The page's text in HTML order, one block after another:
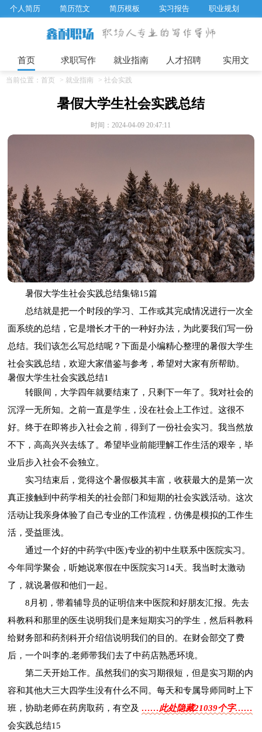
个人简历 简历范文 简历模板 实习报告
职业规划
招聘选拔 企业文化
工作计划
首页 求职写作 就业指南 人才招聘 实用文
当前位置： 首页 > 就业指南 > 社会实践
暑假大学生社会实践总结
时间：2024-04-09 20:47:11
暑假大学生社会实践总结集锦15篇
总结就是把一个时段的学习、工作或其完成情况进行一次全
面系统的总结，它是增长才干的一种好办法，为此要我们写一份
总结。我们该怎么写总结呢？下面是小编精心整理的暑假大学生
社会实践总结，欢迎大家借鉴与参考，希望对大家有所帮助。
暑假大学生社会实践总结1
转眼间，大学四年就要结束了，只剩下一年了。我对社会的
沉浮一无所知。之前一直是学生，没在社会上工作过。这很不
好。终于在即将步入社会之前，得到了一份社会实习。我当然放
不下，高高兴兴去练了。希望毕业前能理解工作生活的艰辛，毕
业后步入社会不会独立。
实习结束后，觉得这个暑假极其丰富，收获最大的是第一次
真正接触到中药学相关的社会部门和短期的社会实践活动。这次
活动让我亲身体验了自己专业的工作流程，仿佛是模拟的工作生
活，受益匪浅。
通过一个好的中药学(中医)专业的初中生联系中医院实习。
今年同学聚会，听她说寒假在中医院实习14天。我当时太激动
了，就说暑假和他们一起。
8月初，带着辅导员的证明信来中医院和好朋友汇报。先去
科教科和那里的医生说明我们是来短期实习的学生，然后科教科
给财务部和药剂科开介绍信说明我们的目的。在财会部交了费
后，一个叫李的.老师带我们去了中药店熟悉环境。
第二天开始工作。虽然我们的实习期很短，但是实习期的内
容和其他大三大四学生没有什么不同。每天和专属导师同时上下
班，协助老师在药房取药，有空及……此处隐藏21039个字……
会实践总结15